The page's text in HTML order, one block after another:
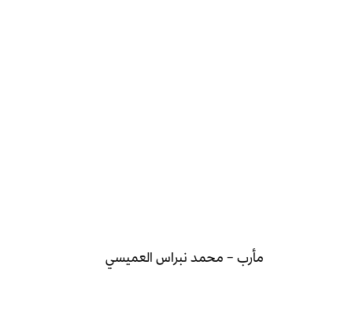
مأرب – محمد نبراس العميسي